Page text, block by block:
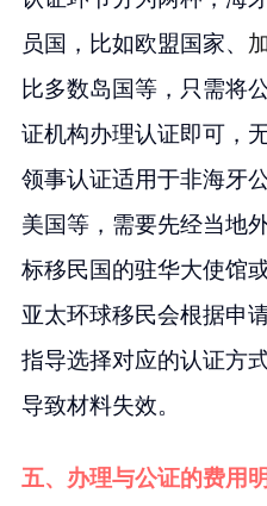
员国，比如欧盟国家、
比多数岛国等，只需将
证机构办理认证即可，
领事认证适用于非海牙
美国等，需要先经当地
标移民国的驻华大使馆
亚太环球移民会根据申
指导选择对应的认证方
导致材料失效。
五、办理与公证的费用